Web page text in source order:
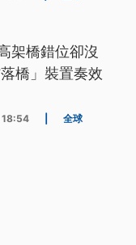
架橋錯位卻沒
橋」裝置奏效
全球